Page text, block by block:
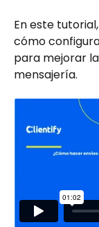
En este
cómo
para mejorar
mensajería.